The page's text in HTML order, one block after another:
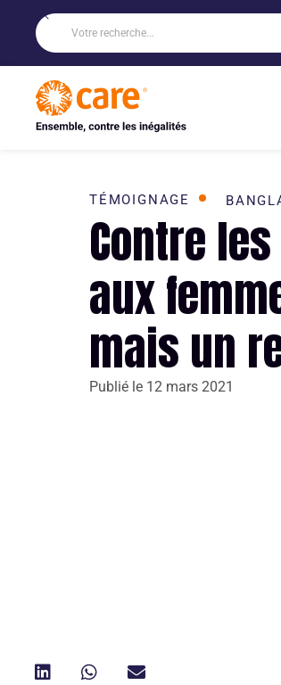
TÉMOIGNAGE
Contre
aux
mais un
Publié le 12 mars 2021